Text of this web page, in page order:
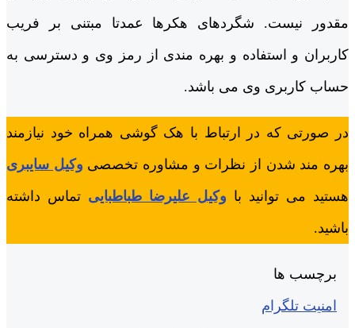
مقدور نیست. شگردهای هکرها عمدتا مبتنی بر فریب
کاربران و استفاده و بهره مندی از رمز وی و دسترسی به
حساب کاربری وی می باشد.
در صورتی که در ارتباط با هک گوشی همراه خود نیازمند
بهره مند شدن از نظرات و مشاوره تخصصی وکیل سایبری
هستید می توانید با وکیل علیرضا طباطبایی تماس داشته
باشید.
برچسب ها
امنیت تلگرام